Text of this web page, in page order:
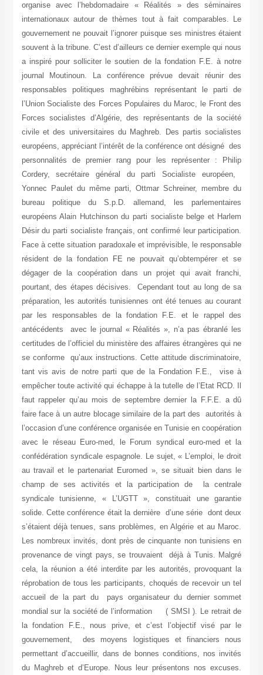
organise avec l’hebdomadaire « Réalités » des séminaires
internationaux autour de thèmes tout à fait comparables. Le
gouvernement ne pouvait l’ignorer puisque ses ministres étaient
souvent à la tribune. C’est d’ailleurs ce dernier exemple qui nous
a inspiré pour solliciter le soutien de la fondation F.E. à notre
journal Moutinoun. La conférence prévue devait réunir des
responsables politiques maghrébins représentant le parti de
l’Union Socialiste des Forces Populaires du Maroc, le Front des
Forces socialistes d’Algérie, des représentants de la société
civile et des universitaires du Maghreb. Des partis socialistes
européens, appréciant l’intérêt de la conférence ont désigné des
personnalités de premier rang pour les représenter : Philip
Cordery, secrétaire général du parti Socialiste européen,
Yonnec Paulet du même parti, Ottmar Schreiner, membre du
bureau politique du S.p.D. allemand, les parlementaires
européens Alain Hutchinson du parti socialiste belge et Harlem
Désir du parti socialiste français, ont confirmé leur participation.
Face à cette situation paradoxale et imprévisible, le responsable
résident de la fondation FE ne pouvait qu’obtempérer et se
dégager de la coopération dans un projet qui avait franchi,
pourtant, des étapes décisives. Cependant tout au long de sa
préparation, les autorités tunisiennes ont été tenues au courant
par les responsables de la fondation F.E. et le rappel des
antécédents avec le journal « Réalités », n’a pas ébranlé les
certitudes de l’officiel du ministère des affaires étrangères qui ne
se conforme qu’aux instructions. Cette attitude discriminatoire,
tant vis avis de notre parti que de la Fondation F.E., vise à
empêcher toute activité qui échappe à la tutelle de l’Etat RCD. Il
faut rappeler qu’au mois de septembre dernier la F.F.E. a dû
faire face à un autre blocage similaire de la part des autorités à
l’occasion d’une conférence organisée en Tunisie en coopération
avec le réseau Euro-med, le Forum syndical euro-med et la
confédération syndicale espagnole. Le sujet, « L’emploi, le droit
au travail et le partenariat Euromed », se situait bien dans le
champ de ses activités et la participation de la centrale
syndicale tunisienne, « L’UGTT », constituait une garantie
solide. Cette conférence était la dernière d’une série dont deux
s’étaient déjà tenues, sans problèmes, en Algérie et au Maroc.
Les nombreux invités, dont près de cinquante non tunisiens en
provenance de vingt pays, se trouvaient déjà à Tunis. Malgré
cela, la réunion a été interdite par les autorités, provoquant la
réprobation de tous les participants, choqués de recevoir un tel
accueil de la part du pays organisateur du dernier sommet
mondial sur la société de l’information ( SMSI ). Le retrait de
la fondation F.E., nous prive, et c’est l’objectif visé par le
gouvernement, des moyens logistiques et financiers nous
permettant d’accueillir, dans de bonnes conditions, nos invités
du Maghreb et d’Europe. Nous leur présentons nos excuses.